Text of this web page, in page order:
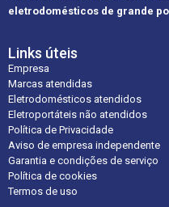
eletrodomésticos de grande
Links úteis
Empresa
Marcas atendidas
Eletrodomésticos atendidos
Eletroportáteis não atendidos
Política de Privacidade
Aviso de empresa independente
Garantia e condições de serviço
Política de cookies
Termos de uso